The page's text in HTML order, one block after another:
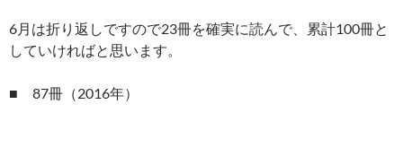
6月は折り返しですので23冊を確実に読んで、累計100冊と
していければと思います。
■ 87冊（2016年）